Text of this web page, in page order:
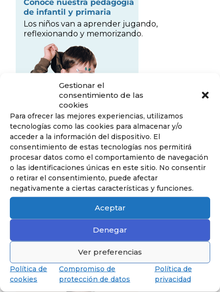
Gestionar el
consentimiento de las
cookies
Para ofrecer las mejores experiencias, utilizamos
tecnologías como las cookies para almacenar y/o
acceder a la información del dispositivo. El
consentimiento de estas tecnologías nos permitirá
procesar datos como el comportamiento de navegación
o las identificaciones únicas en este sitio. No consentir
o retirar el consentimiento, puede afectar
negativamente a ciertas características y funciones.
Aceptar
Denegar
Ver preferencias
Política de
cookies
Compromiso de
protección de datos
Política de
privacidad
Conoce nuestra pedagogía
de infantil y primaria
Los niños van a aprender jugando,
reflexionando y memorizando.
Descubrir
Descubre Secundaria
Hasta los 18 años, preparados para
obtener el Baccalauréat.